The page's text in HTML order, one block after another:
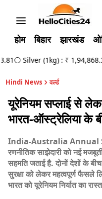
होम बिहार झारखंड
⚪ Silver (1kg) : ₹ 1,94,868.38
Hindi News वर्ल्ड
यूरेनियम सप्लाई से
भारत-ऑस्ट्रेलिया के
India-Australia Annual
रणनीतिक साझेदारी को नई
सहमति जताई है. दोनों देशों के
सुरक्षा को लेकर महत्वपूर्ण फैसले
भारत को यूरेनियम निर्यात का